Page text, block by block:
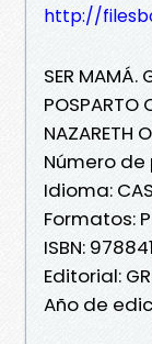
http://
SER MAMÁ.
POSPARTO
NAZARETH
Número de
Idioma:
Formatos:
ISBN:
Editorial:
Año de